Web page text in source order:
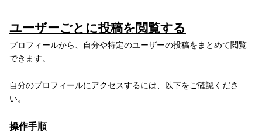
ユーザーごとに投稿を閲覧する
プロフィールから、自分や特定のユーザーの投稿をまとめて閲覧
できます。
自分のプロフィールにアクセスするには、以下をご確認くださ
い。
操作手順